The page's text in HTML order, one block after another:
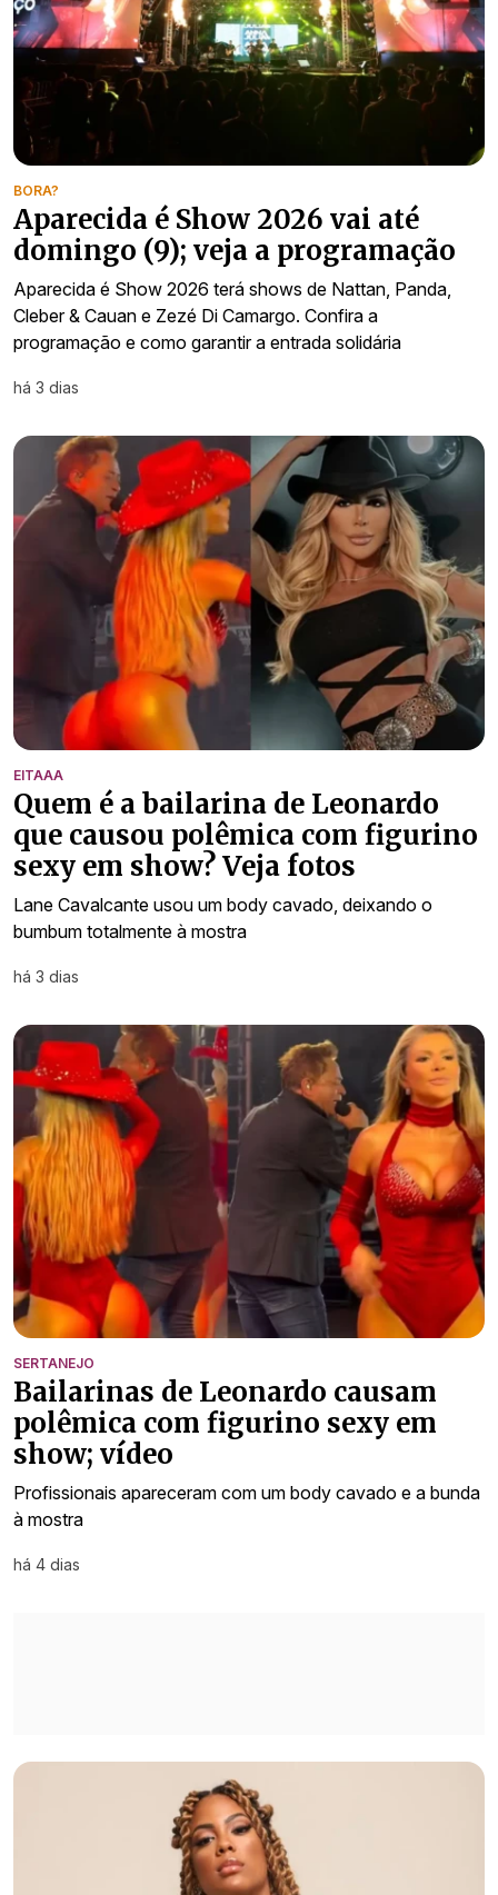
BORA?
Aparecida é Show 2026 vai até
domingo (9); veja a programação
Aparecida é Show 2026 terá shows de Nattan, Panda,
Cleber & Cauan e Zezé Di Camargo. Confira a
programação e como garantir a entrada solidária
há 3 dias
EITAAA
Quem é a bailarina de Leonardo
que causou polêmica com figurino
sexy em show? Veja fotos
Lane Cavalcante usou um body cavado, deixando o
bumbum totalmente à mostra
há 3 dias
SERTANEJO
Bailarinas de Leonardo causam
polêmica com figurino sexy em
show; vídeo
Profissionais apareceram com um body cavado e a bunda
à mostra
há 4 dias